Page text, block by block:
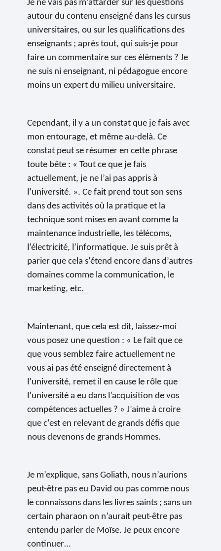
Je ne vais pas m’attarder sur les questions
autour du contenu enseigné dans les cursus
universitaires, ou sur les qualifications des
enseignants ; après tout, qui suis-je pour
faire un commentaire sur ces éléments ? Je
ne suis ni enseignant, ni pédagogue encore
moins un expert du milieu universitaire.
Cependant, il y a un constat que je fais avec
mon entourage, et même au-delà. Ce
constat peut se résumer en cette phrase
toute bête : « Tout ce que je fais
actuellement, je ne l’ai pas appris à
l’université. ». Ce fait prend tout son sens
dans des activités où la pratique et la
technique sont mises en avant comme la
maintenance industrielle, les télécoms,
l’électricité, l’informatique. Je suis prêt à
parier que cela s’étend encore dans d’autres
domaines comme la communication, le
marketing, etc.
Maintenant, que cela est dit, laissez-moi
vous posez une question : « Le fait que ce
que vous semblez faire actuellement ne
vous ai pas été enseigné directement à
l’université, remet il en cause le rôle que
l’université a eu dans l’acquisition de vos
compétences actuelles ? » J’aime à croire
que c’est en relevant de grands défis que
nous devenons de grands Hommes.
Je m’explique, sans Goliath, nous n’aurions
peut-être pas eu David ou pas comme nous
le connaissons dans les livres saints ; sans un
certain pharaon on n’aurait peut-être pas
entendu parler de Moïse. Je peux encore
continuer…